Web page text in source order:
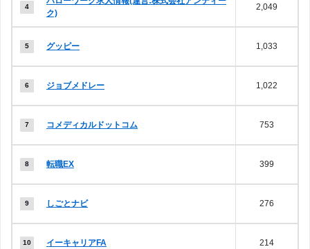
ク)
2,049
グッピー 1,033
ジョブメドレー 1,022
コメディカルドットコム 753
転職EX 399
しごとナビ 276
イーキャリアFA 214